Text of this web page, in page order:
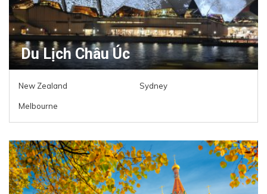
Du Lịch Châu Úc
New Zealand Sydney
Melbourne